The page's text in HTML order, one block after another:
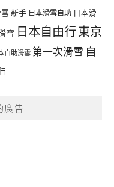
新手 日本滑雪自助 日本滑
雪 日本自由行東京
自助滑雪 第一次滑雪 自
廣告